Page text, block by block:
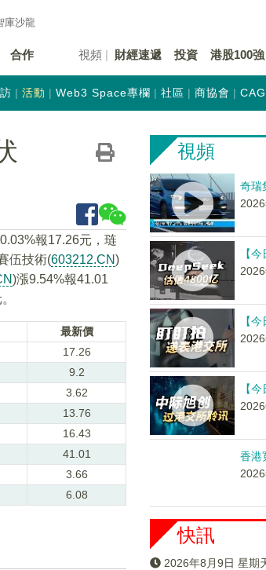
庫沙龍
合作 視頻 財經速遞 投資 港股100強
活動 Web3 Space專欄 社區 商協會
報17.26元，琏
伍技術(603212.CN)
)漲9.54%報41.01
最新價
17.26
9.2
3.62
13.76
16.43
41.01
3.66
6.08
視頻
奇瑞
【
【
【
香港
快訊
2026年8月9日 星期